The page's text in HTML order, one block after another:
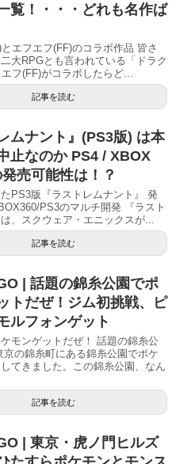
覧！・・・どれも名作ば
とエフエフ(FF)のコラボ作品 皆さ
大RPGとも言われている「ドラク
フ(FF)がコラボしたらど...
記事を読む
ムナント』(PS3版) は本
止なのか PS4 / XBOX
売可能性は！？
PS3版『ラストレムナント』 発
PS3のマルチ開発 『ラスト
、スクウェア・エニックスが...
記事を読む
| 話題の錦糸公園でポ
トだぜ！ジム初挑戦、ピ
ルフォンゲット
モンゲットだぜ！ 話題の錦糸公
京の錦糸町にある錦糸公園でポケ
てきました。この錦糸公園、なん
記事を読む
| 東京・虎ノ門ヒルズ